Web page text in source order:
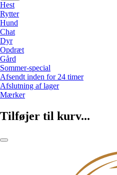
Hest
Rytter
Hund
Chat
Dyr
Opdræt
Gård
Sommer-special
Afsendt inden for 24 timer
Afslutning af lager
Mærker
Tilføjer til kurv...